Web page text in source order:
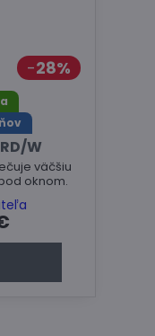
28%
W
väčšiu
oknom.